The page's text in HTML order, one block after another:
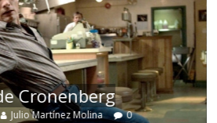
Cronenberg
Julio Martínez Molina 0